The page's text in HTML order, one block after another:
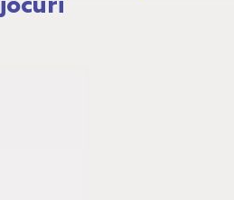
jocuri